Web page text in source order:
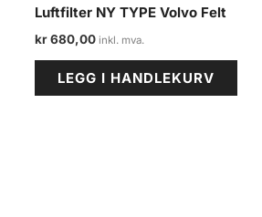
Luftfilter NY TYPE Volvo Felt
kr680,00
LEGG I HANDLEKURV